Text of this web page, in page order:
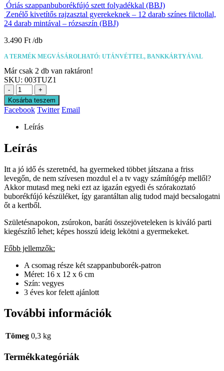
Óriás szappanbuborékfújó szett folyadékkal (BBJ)
Zenélő kivetítős rajzasztal gyerekeknek – 12 darab színes filctollal,
24 darab mintával – rózsaszín (BBJ)
3.490 Ft
A TERMÉK MEGVÁSÁROLHATÓ: UTÁNVÉTTEL, BANKKÁRTYÁVAL
Már csak 2 db van raktáron!
SKU: 003TUZ1
-
+
Kosárba teszem
Facebook Twitter Email
Leírás
Leírás
Itt a jó idő és szeretnéd, ha gyermeked többet játszana a friss
levegőn, de nem szívesen mozdul el a tv vagy számítógép mellől?
Akkor mutasd meg neki ezt az igazán egyedi és szórakoztató
buborékfújó készüléket, így garantáltan alig tudod majd becsalogatni
őt a kertből.
Születésnapokon, zsúrokon, baráti összejöveteleken is kiváló parti
kiegészítő lehet; képes hosszú ideig lekötni a gyermekeket.
Főbb jellemzők:
A csomag része két szappanbuborék-patron
Méret: 16 x 12 x 6 cm
Szín: vegyes
3 éves kor felett ajánlott
További információk
Tömeg 0,3 kg
Termékkategóriák